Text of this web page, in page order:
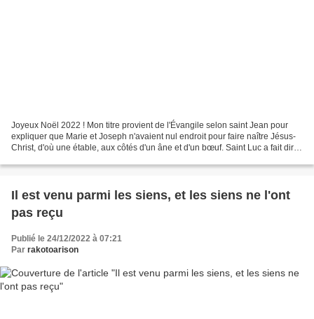
Joyeux Noël 2022 ! Mon titre provient de l'Évangile selon saint Jean pour
expliquer que Marie et Joseph n'avaient nul endroit pour faire naître Jésus-
Christ, d'où une étable, aux côtés d'un âne et d'un bœuf. Saint Luc a fait dire
Il est venu parmi les siens, et les siens ne l'ont
pas reçu
Publié le 24/12/2022 à 07:21
Par rakotoarison